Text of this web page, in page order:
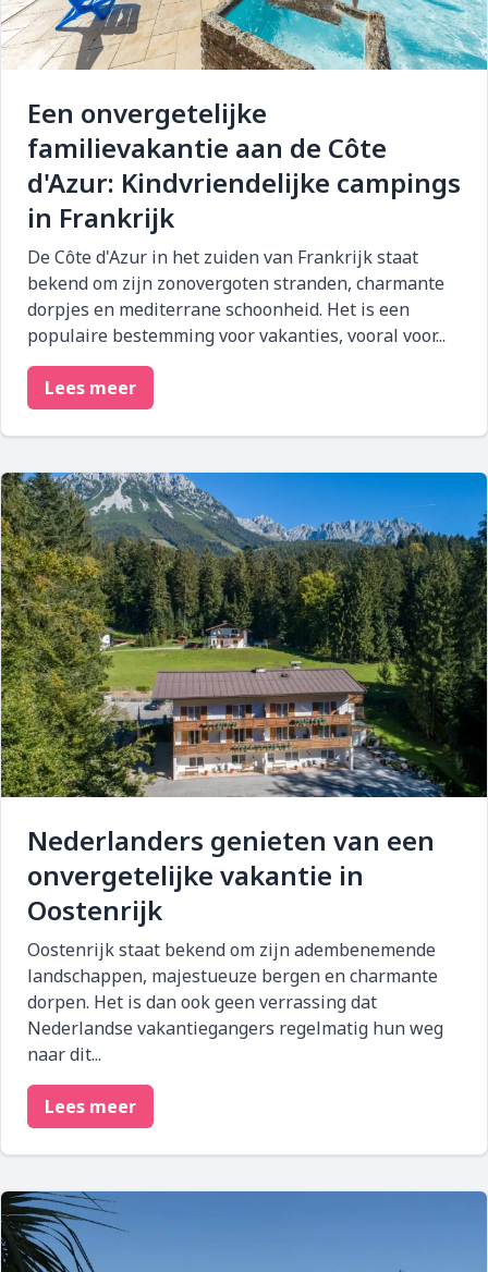
Een onvergetelijke
familievakantie aan de Côte
d'Azur: Kindvriendelijke campings
in Frankrijk
De Côte d'Azur in het zuiden van Frankrijk staat
bekend om zijn zonovergoten stranden, charmante
dorpjes en mediterrane schoonheid. Het is een
populaire bestemming voor vakanties, vooral voor...
Lees meer
Nederlanders genieten van een
onvergetelijke vakantie in
Oostenrijk
Oostenrijk staat bekend om zijn adembenemende
landschappen, majestueuze bergen en charmante
dorpen. Het is dan ook geen verrassing dat
Nederlandse vakantiegangers regelmatig hun weg
naar dit...
Lees meer